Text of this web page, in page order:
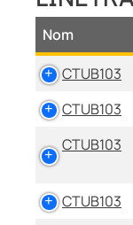
Nom
CTUB103
CTUB103
CTUB103
CTUB103